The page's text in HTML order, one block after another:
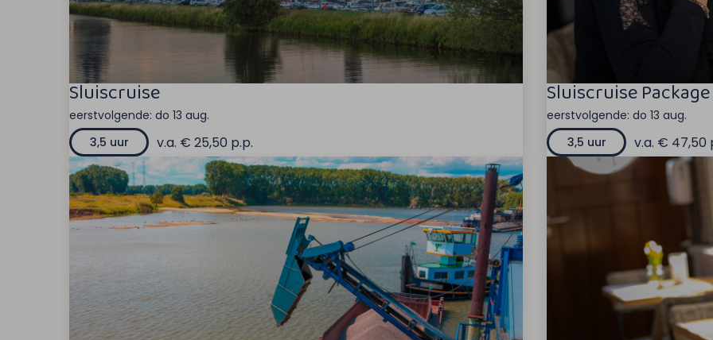
Sluiscruise
eerstvolgende: do 13 aug.
3,5 uur
v.a. € 25,50 p.p.
Sluiscruise
eerstvolgende: do 13 aug.
3,5 uur
v.a. € 47,50